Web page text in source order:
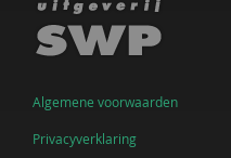
Algemene voorwaarden
Privacyverklaring